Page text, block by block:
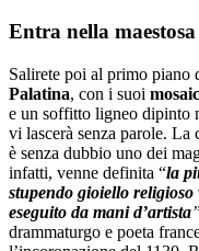
Entra nella
Salirete poi al primo piano
Palatina, con i suoi
e un soffitto ligneo dipinto
vi lascerà senza parole.
è senza dubbio uno dei
infatti, venne definita “la
stupendo gioiello
eseguito da mani d’artista”
drammaturgo e poeta